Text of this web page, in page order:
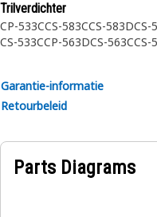
Trilverdichter
CP-533CCS-583CCS-583DCS-
CS-533CCP-563DCS-563CCS-
Garantie-informatie
Retourbeleid
Parts Diagrams